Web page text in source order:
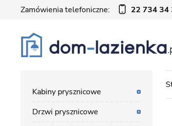
Zamówienia telefoniczne: 22 734 34
Kabiny prysznicowe
Drzwi prysznicowe